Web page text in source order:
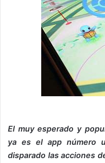
El muy esperado y
ya es el app número
disparado las acciones